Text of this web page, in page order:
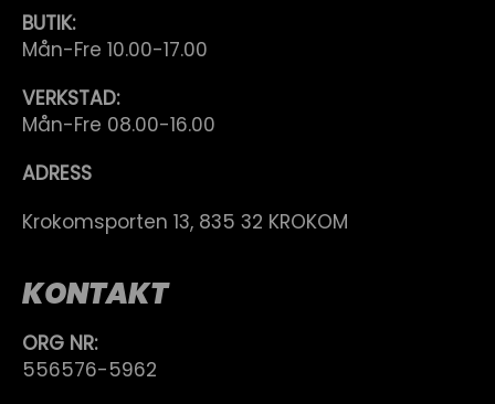
BUTIK:
Mån-Fre 10.00-17.00
VERKSTAD:
Mån-Fre 08.00-16.00
ADRESS
Krokomsporten 13, 835 32 KROKOM
KONTAKT
ORG NR:
556576-5962